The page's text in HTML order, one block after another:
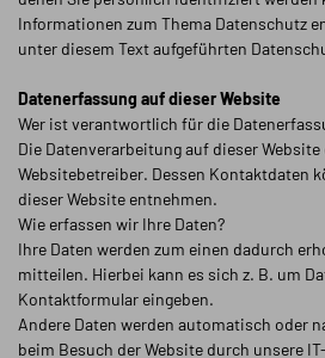
Informationen zum Thema Datenschutz
unter diesem Text aufgeführten
Datenerfassung auf dieser Website
Wer ist verantwortlich für die
Die Datenverarbeitung auf dieser
Websitebetreiber. Dessen Kontaktdaten
dieser Website entnehmen.
Wie erfassen wir Ihre Daten?
Ihre Daten werden zum einen dadurch
mitteilen. Hierbei kann es sich z. B. um
Kontaktformular eingeben.
Andere Daten werden automatisch oder
beim Besuch der Website durch unsere